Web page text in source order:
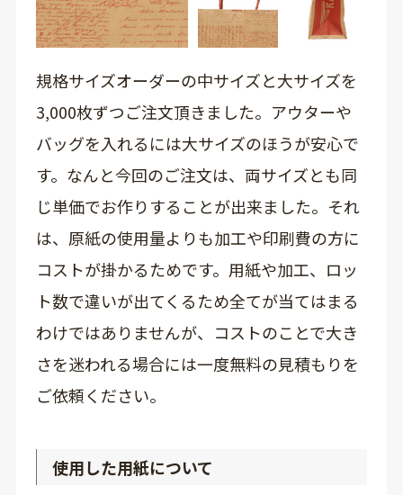
規格サイズオーダーの中サイズと大サイズを
3,000枚ずつご注文頂きました。アウターや
バッグを入れるには大サイズのほうが安心で
す。なんと今回のご注文は、両サイズとも同
じ単価でお作りすることが出来ました。それ
は、原紙の使用量よりも加工や印刷費の方に
コストが掛かるためです。用紙や加工、ロッ
ト数で違いが出てくるため全てが当てはまる
わけではありませんが、コストのことで大き
さを迷われる場合には一度無料の見積もりを
ご依頼ください。
使用した用紙について